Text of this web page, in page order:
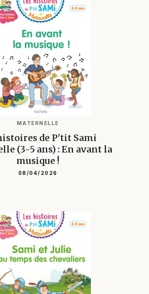
MATERNELLE
de P'tit Sami
(3-5 ans) : En avant la
musique !
08/04/2026